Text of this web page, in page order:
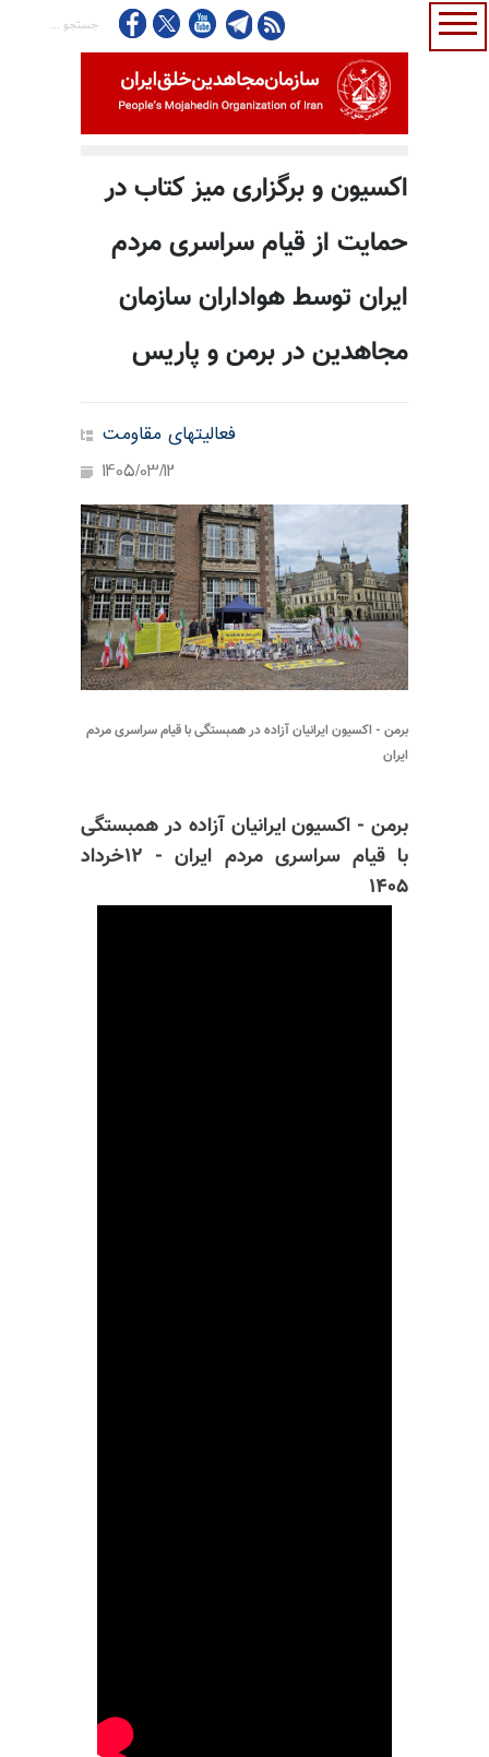
اکسیون و برگزاری میز کتاب در
حمایت از قیام سراسری مردم
ایران توسط هواداران سازمان
مجاهدین در برمن و پاریس
فعالیتهای مقاومت
1405/03/12
برمن - اکسیون ایرانیان آزاده در همبستگی با قیام سراسری مردم
ایران
برمن - اکسیون ایرانیان آزاده در همبستگی
با قیام سراسری مردم ایران - ۱۲خرداد
۱۴۰۵